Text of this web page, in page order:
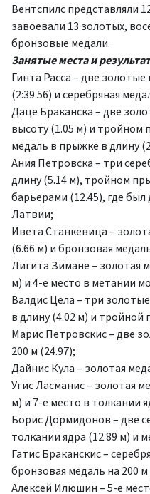
Вентспилс представляли
завоевали 13 золотых,
бронзовые медали.
Занятые места и
Гинта Расса – две золотые
(2:39.56) и серебряная
Даце Браканска – две
высоту (1.05 м) и тройном
медаль в прыжке в длину
Ания Петровска – три
длину (5.14 м), тройном
барьерами (12.45), где
Латвии;
Ивета Станкевица –
(6.66 м) и бронзовая
Лигита Зимане – золотая
м) и 4-е место в метании
Валдис Цела – три
в длину (4.02 м) и тройной
Марис Петровскис – две
200 м (24.97);
Дайнис Кула – золотая
Угис Ласманис – золотая
м) и 7-е место в толкании
Борис Дормидонов – две
толкании ядра (12.89 м) и
Гатис Браканскис –
бронзовая медаль на 200 м
Алексей Илюшин – 5-е